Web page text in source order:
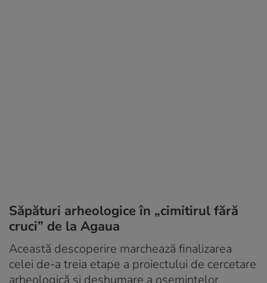
Săpături arheologice în „cimitirul fără
cruci” de la Agaua
Această descoperire marchează finalizarea
celei de-a treia etape a proiectului de cercetare
arheologică și deshumare a osemintelor